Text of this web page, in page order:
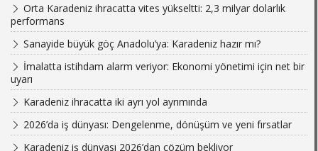
Orta Karadeniz ihracatta vites yükseltti: 2,3 milyar dolarlık
performans
Sanayide büyük göç Anadolu’ya: Karadeniz hazır mı?
İmalatta istihdam alarm veriyor: Ekonomi yönetimi için net bir
uyarı
Karadeniz ihracatta iki ayrı yol ayrımında
2026’da iş dünyası: Dengelenme, dönüşüm ve yeni fırsatlar
Karadeniz iş dünyası 2026’dan çözüm bekliyor